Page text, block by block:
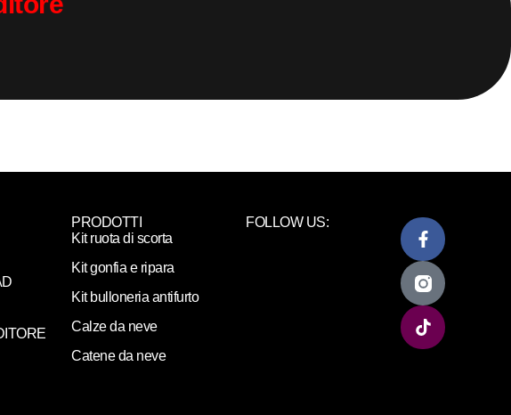
PRODOTTI
Kit ruota di scorta
Kit gonfia e ripara
Kit bulloneria antifurto
Calze da neve
Catene da neve
FOLLOW US: